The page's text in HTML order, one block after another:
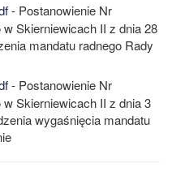
- Postanowienie Nr
Skierniewicach II z dnia 28
mandatu radnego Rady
- Postanowienie Nr
Skierniewicach II z dnia 3
wygaśnięcia mandatu